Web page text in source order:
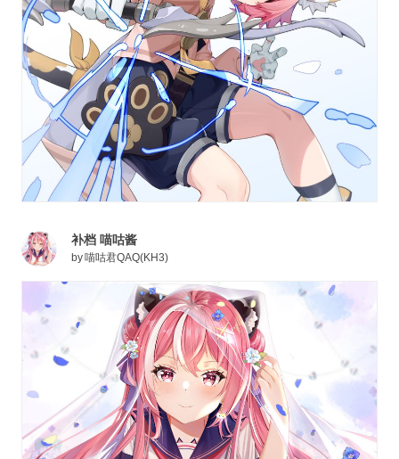
补档 喵咕酱
by喵咕君QAQ(KH3)